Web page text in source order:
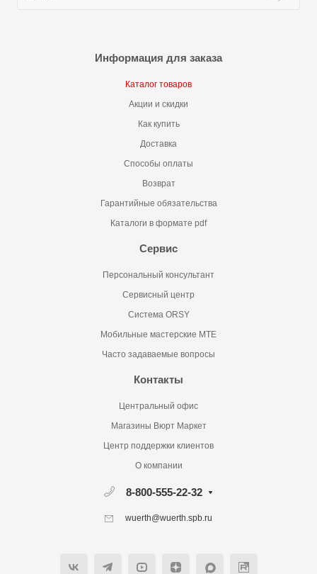
Информация для заказа
Каталог товаров
Акции и скидки
Как купить
Доставка
Способы оплаты
Возврат
Гарантийные обязательства
Каталоги в формате pdf
Сервис
Персональный консультант
Сервисный центр
Система ORSY
Мобильные мастерские MTE
Часто задаваемые вопросы
Контакты
Центральный офис
Магазины Вюрт Маркет
Центр поддержки клиентов
О компании
8-800-555-22-32
wuerth@wuerth.spb.ru